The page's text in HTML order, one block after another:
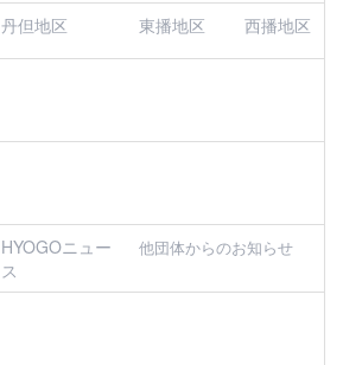
丹但地区 東播地区 西播地区
HYOGOニュー
ス
他団体からのお知らせ